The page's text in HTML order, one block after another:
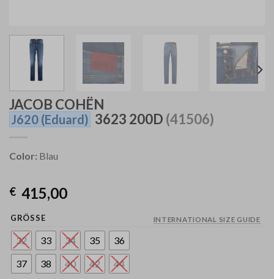
JACOB COHËN
J620 (Eduard) 3623 200D (41506)
Color: Blau
€ 415,00
INTERNATIONAL SIZE GUIDE
GRÖSSE
32 33 34 35
36
37
38 40 42 44